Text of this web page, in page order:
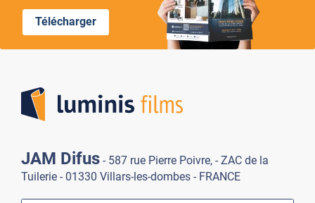
Télécharger
JAM Difus - 587 rue Pierre Poivre, - ZAC de la
Tuilerie - 01330 Villars-les-dombes - FRANCE